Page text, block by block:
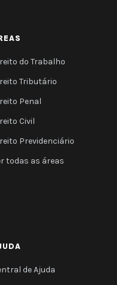
do Trabalho
Tributário
Penal
Civil
Previdenciário
todas as áreas
de Ajuda